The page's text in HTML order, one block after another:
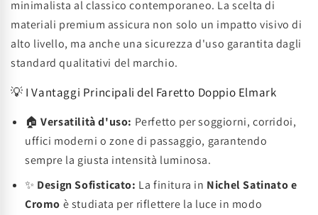
minimalista al classico contemporaneo. La scelta di
materiali premium assicura non solo un impatto visivo di
alto livello, ma anche una sicurezza d'uso garantita dagli
standard qualitativi del marchio.
💡 I Vantaggi Principali del Faretto Doppio Elmark
🏠Versatilità d'uso: Perfetto per soggiorni, corridoi,
uffici moderni o zone di passaggio, garantendo
sempre la giusta intensità luminosa.
✨ Design Sofisticato: La finitura in Nichel Satinato e
Cromo è studiata per riflettere la luce in modo